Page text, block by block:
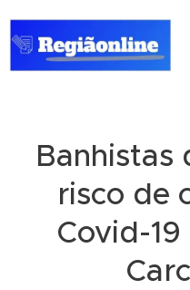
Banhistas
risco de
Covid-